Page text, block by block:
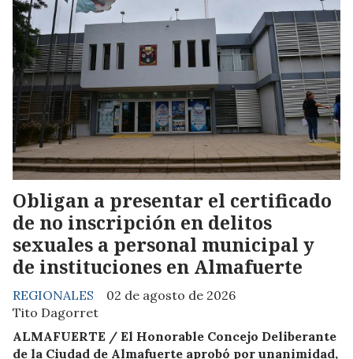
Obligan a presentar el certificado
de no inscripción en delitos
sexuales a personal municipal y
de instituciones en Almafuerte
Tito Dagorret
REGIONALES 02 de agosto de 2026
ALMAFUERTE / El Honorable Concejo Deliberante
de la Ciudad de Almafuerte aprobó por unanimidad,